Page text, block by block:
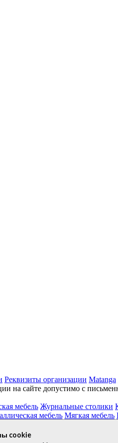
Реквизиты организации Matanga
на сайте допустимо с
мебель Журнальные столики
мебель Мягкая мебель
cookie